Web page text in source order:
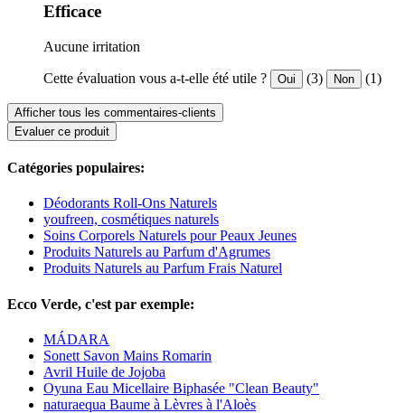
Efficace
Aucune irritation
Cette évaluation vous a-t-elle été utile ? Oui (3) Non (1)
Afficher tous les commentaires-clients
Evaluer ce produit
Catégories populaires:
Déodorants Roll-Ons Naturels
youfreen, cosmétiques naturels
Soins Corporels Naturels pour Peaux Jeunes
Produits Naturels au Parfum d'Agrumes
Produits Naturels au Parfum Frais Naturel
Ecco Verde, c'est par exemple:
MÁDARA
Sonett Savon Mains Romarin
Avril Huile de Jojoba
Oyuna Eau Micellaire Biphasée "Clean Beauty"
naturaequa Baume à Lèvres à l'Aloès